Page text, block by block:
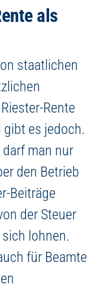
als
staatlichen
Rente
es jedoch.
man nur
den Betrieb
Beiträge
der Steuer
lohnen.
für Beamte